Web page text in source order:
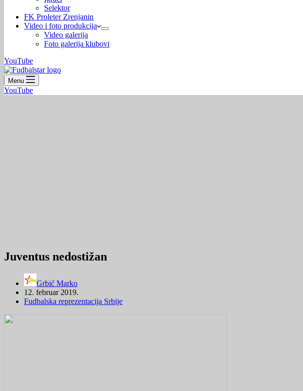
Selektor
FK Proleter Zrenjanin
Video i foto produkcija
Video galerija
Foto galerija klubovi
YouTube
Menu
YouTube
Juventus nedostižan
Grbić Marko
12. februar 2019.
Fudbalska reprezentacija Srbije